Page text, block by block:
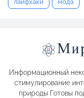
лайфхаки мода
Информационный
стимулирование
природы Готовы